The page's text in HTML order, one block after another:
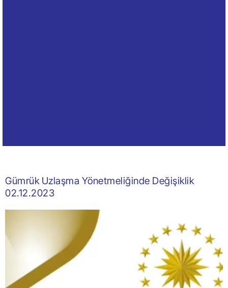
Gümrük Uzlaşma Yönetmeliğinde Değişiklik
02.12.2023